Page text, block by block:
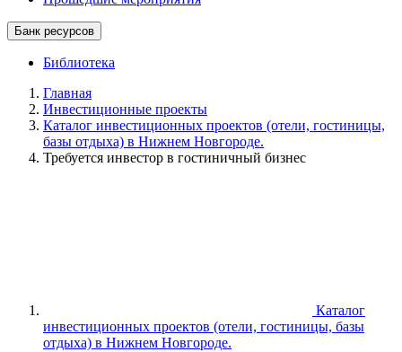
Банк ресурсов
Библиотека
Главная
Инвестиционные проекты
Каталог инвестиционных проектов (отели, гостиницы,
базы отдыха) в Нижнем Новгороде.
Требуется инвестор в гостиничный бизнес
Каталог
инвестиционных проектов (отели, гостиницы, базы
отдыха) в Нижнем Новгороде.